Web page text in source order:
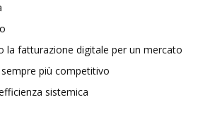
la fatturazione digitale per un mercato
più competitivo
sistemica